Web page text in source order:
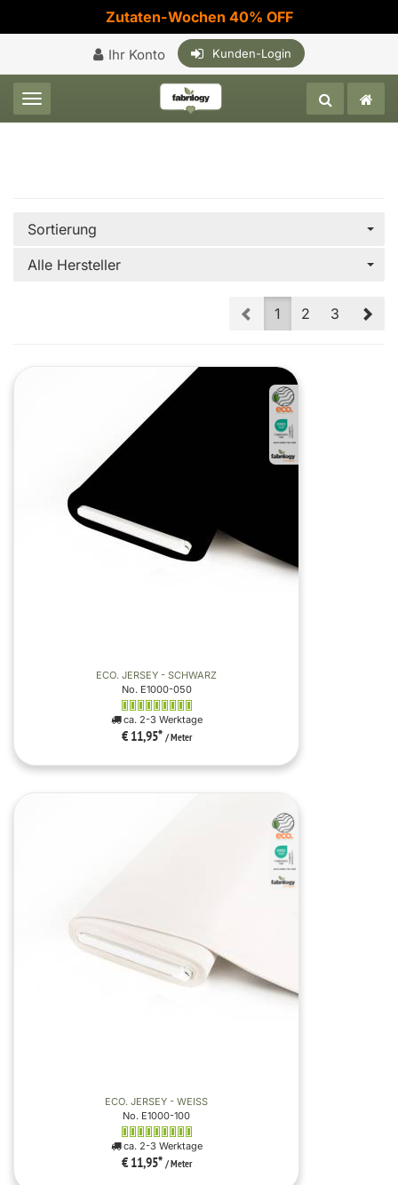
Zutaten-Wochen 40% OFF
Ihr Konto Kunden-Login
Toggle navigation
Sortierung
Alle Hersteller
Prev
1 2 3
ECO. JERSEY - SCHWARZ
No. E1000-050
ca. 2-3 Werktage
€ 11,95* / Meter
ECO. JERSEY - WEISS
No. E1000-100
ca. 2-3 Werktage
€ 11,95* / Meter